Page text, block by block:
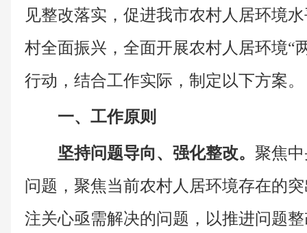
见整改落实，促进我市农村人居环境
村全面振兴，全面开展农村人居环境“
行动，结合工作实际，制定以下方案。
一、工作原则
坚持问题导向、强化整改。 聚焦
问题，聚焦当前农村人居环境存在的
注关心亟需解决的问题，以推进问题